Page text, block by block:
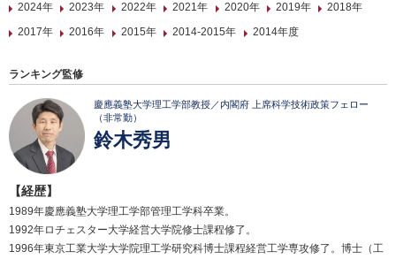
2024年
2023年 2022年 2021年 2020年 2019年
2018年
2017年
2016年 2015年 2014-2015年 2014年度
ランキング監修
慶應義塾大学理工学部教授／内閣府 上席科学技術政策フェロー
（非常勤）
鈴木秀男
【経歴】
1989年慶應義塾大学理工学部管理工学科卒業。
1992年ロチェスター大学経営大学院修士課程修了。
1996年東京工業大学大学院理工学研究科博士課程経営工学専攻修了。博士（工